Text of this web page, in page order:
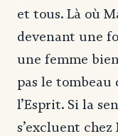
et tous. Là où
devenant une
une femme
pas le tombeau
l’Esprit. Si la
s’excluent